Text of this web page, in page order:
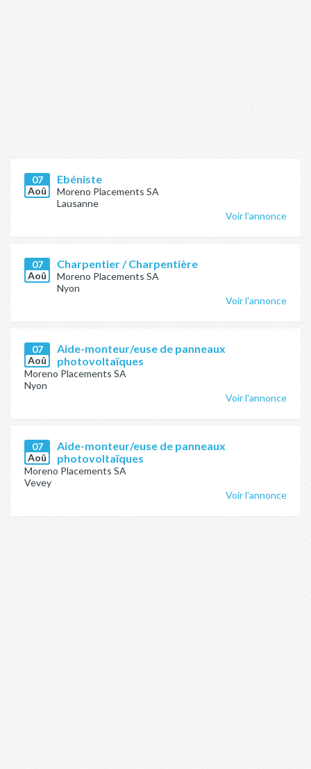
07
Aoû
Ebéniste
Moreno Placements SA
Lausanne
Voir l'annonce
07
Aoû
Charpentier / Charpentière
Moreno Placements SA
Nyon
Voir l'annonce
07
Aoû
Aide-monteur/euse de panneaux
photovoltaïques
Moreno Placements SA
Nyon
Voir l'annonce
07
Aoû
Aide-monteur/euse de panneaux
photovoltaïques
Moreno Placements SA
Vevey
Voir l'annonce